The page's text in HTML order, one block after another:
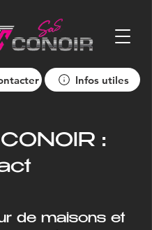
Infos utiles
:
de maisons et